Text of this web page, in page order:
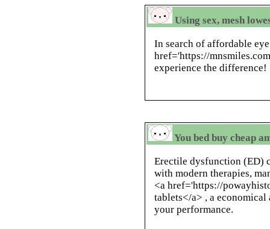
Using sex, mesh
In search of affordable
href='https://
experience the difference!
You bed buy cheap
Erectile dysfunction (ED)
with modern therapies,
<a href='https://
tablets</a> , a
your performance.